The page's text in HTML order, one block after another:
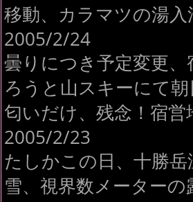
移動、カラマツの湯
2005/2/24
曇りにつき予定変更
ろうと山スキーにて
匂いだけ、残念！宿営
2005/2/23
たしかこの日、十勝
雪、視界数メーター